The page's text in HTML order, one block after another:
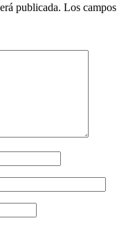
publicada. Los campos